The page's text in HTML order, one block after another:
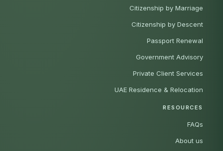
Citizenship by Marriage
Citizenship by Descent
Passport Renewal
Government Advisory
Private Client Services
UAE Residence & Relocation
RESOURCES
FAQs
About us